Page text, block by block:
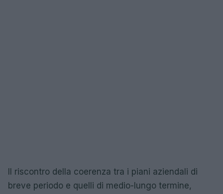
Il riscontro della coerenza tra i piani aziendali di
breve periodo e quelli di medio-lungo termine,